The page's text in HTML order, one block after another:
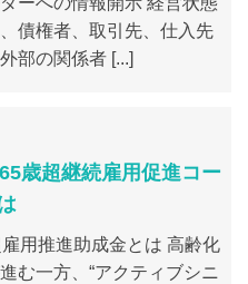
債権者、取引先、仕入先
部の関係者 [...]
歳超継続雇用促進コー
用推進助成金とは 高齢化
む一方、“アクティブシニ